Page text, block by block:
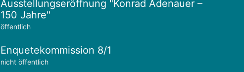
Ausstellungseröffnung "Konrad Adenauer –
150 Jahre"
öffentlich
Enquetekommission 8/1
nicht öffentlich